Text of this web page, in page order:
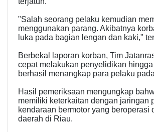
"Salah seorang pelaku kemudian
menggunakan parang. Akibatnya
luka pada bagian lengan dan kaki,"
Berbekal laporan korban, Tim
cepat melakukan penyelidikan
berhasil menangkap para pelaku
Hasil pemeriksaan mengungkap
memiliki keterkaitan dengan jaringan
kendaraan bermotor yang beroperasi
daerah di Riau.